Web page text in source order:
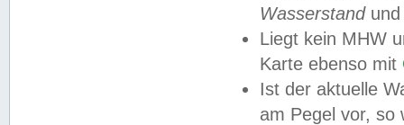
Wasserstandund
Liegt kein MHW
Karte ebenso mit
Ist der aktuelle
am Pegel vor,